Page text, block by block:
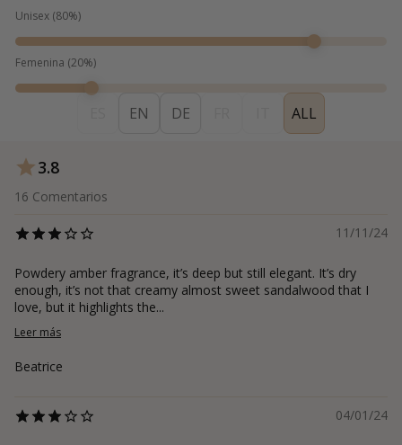
Unisex (80%)
Femenina (20%)
EN DE ALL
3.8
16 Comentarios
11/11/24
Powdery amber fragrance, it’s deep but still elegant. It’s dry
enough, it’s not that creamy almost sweet sandalwood that I
love, but it highlights the...
Leer más
Beatrice
04/01/24